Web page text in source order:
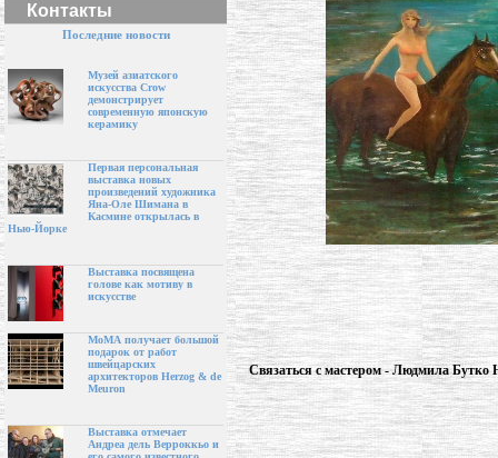
Контакты
Последние новости
Музей азиатского
искусства Crow
демонстрирует
современную японскую
керамику
Первая персональная
выставка новых
произведений художника
Яна-Оле Шимана в
Касмине открылась в
Нью-Йорке
Выставка посвящена
голове как мотиву в
искусстве
МоМА получает большой
подарок от работ
швейцарских
архитекторов Herzog & de
Meuron
Выставка отмечает
Андреа дель Верроккьо и
Связаться с мастером - Людмила Бутко